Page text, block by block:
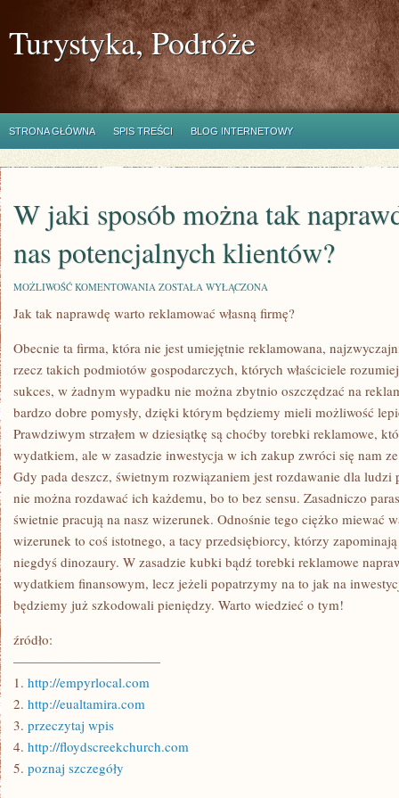
Turystyka, Podróże
STRONA GŁÓWNA SPIS TREŚCI BLOG INTERNETOWY
W jaki sposób można tak
nas potencjalnych klientów?
MOŻLIWOŚĆ KOMENTOWANIA W
SPOSÓB
NAPRAWDĘ
PRZEKONAĆ
DO
NAS
POTENCJALNYCH
KLIENTÓW?
ZOSTAŁA WYŁĄCZONA
Jak tak naprawdę warto reklamować własną firmę?
Obecnie ta firma, która nie jest umiejętnie reklamowana,
rzecz takich podmiotów gospodarczych, których właściciele
sukces, w żadnym wypadku nie można zbytnio oszczędzać na
bardzo dobre pomysły, dzięki którym będziemy mieli możliwość
Prawdziwym strzałem w dziesiątkę są choćby torebki reklamowe,
wydatkiem, ale w zasadzie inwestycja w ich zakup zwróci się nam
Gdy pada deszcz, świetnym rozwiązaniem jest rozdawanie dla
nie można rozdawać ich każdemu, bo to bez sensu. Zasadniczo
świetnie pracują na nasz wizerunek. Odnośnie tego ciężko miewać
wizerunek to coś istotnego, a tacy przedsiębiorcy, którzy
niegdyś dinozaury. W zasadzie kubki bądź torebki reklamowe
wydatkiem finansowym, lecz jeżeli popatrzymy na to jak na
będziemy już szkodowali pieniędzy. Warto wiedzieć o tym!
źródło:
———————————
1. http://empyrlocal.com
2. http://eualtamira.com
3. przeczytaj wpis
4. http://floydscreekchurch.com
5. poznaj szczegóły